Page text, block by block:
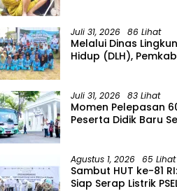
Juli 31, 2026 86 Lihat
Melalui Dinas
Hidup (DLH), Pemkab
Pacing
Juli 31, 2026 83 Lihat
Momen Pelepasan
Peserta Didik Baru
Tahun Ajaran 2026/
Agustus 1, 2026 65 Lihat
Sambut HUT ke-81 RI:
Siap Serap Listrik